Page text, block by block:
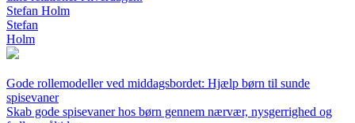
Stefan Holm
Stefan
Holm
Gode rollemodeller ved middagsbordet: Hjælp børn til sunde
spisevaner
Skab gode spisevaner hos børn gennem nærvær, nysgerrighed og